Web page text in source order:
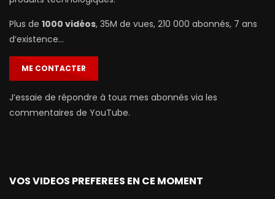
Plus de 1000 vidéos, 35M de vues, 210 000 abonnés, 7 ans
d’existence…
ME CONTACTER
J’essaie de répondre à tous mes abonnés via les
commentaires de YouTube.
VOS VIDEOS PREFEREES EN CE MOMENT